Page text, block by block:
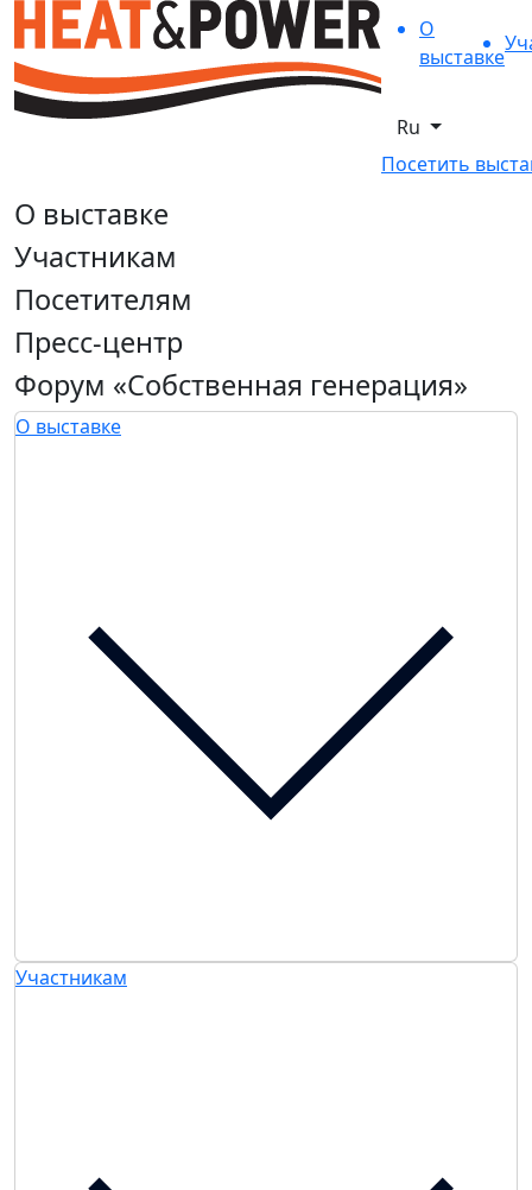
О
выставке
Ru
Посетить
О выставке
Участникам
Посетителям
Пресс-центр
Форум «Собственная генерация»
О выставке
Участникам